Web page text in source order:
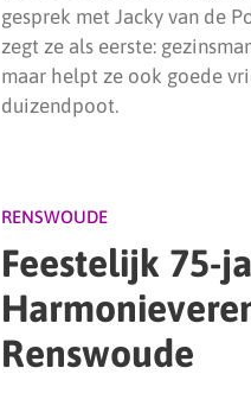
gesprek met Jacky van de
zegt ze als eerste:
maar helpt ze ook goede
duizendpoot.
RENSWOUDE
Feestelijk 75-
Renswoude